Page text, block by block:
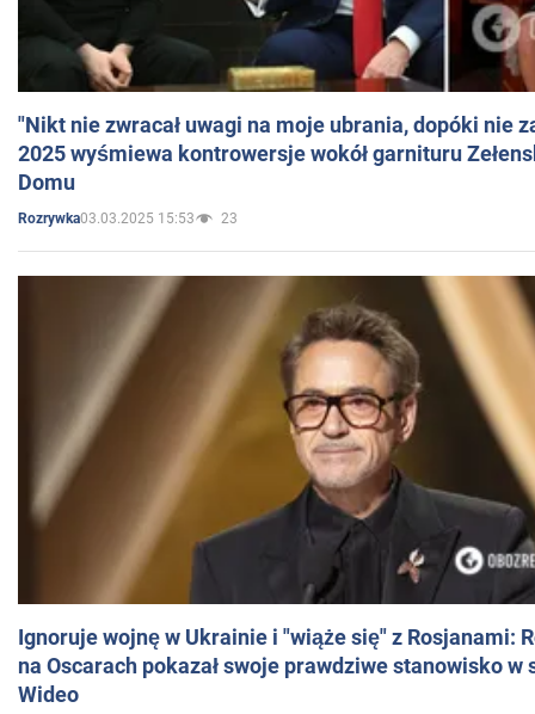
"Nikt nie zwracał uwagi na moje ubrania, dopóki nie
2025 wyśmiewa kontrowersje wokół garnituru
Domu
Rozrywka03.03.2025 15:53 23
Ignoruje wojnę w Ukrainie i "wiąże się" z Rosjanami:
na Oscarach pokazał swoje prawdziwe stanowisko w
Wideo